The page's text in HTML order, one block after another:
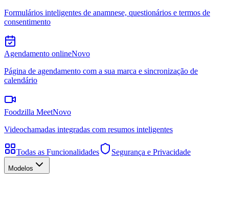
Formulários inteligentes de anamnese, questionários e termos de
consentimento
Agendamento onlineNovo
Página de agendamento com a sua marca e sincronização de
calendário
Foodzilla MeetNovo
Videochamadas integradas com resumos inteligentes
Todas as Funcionalidades Segurança e Privacidade
Modelos